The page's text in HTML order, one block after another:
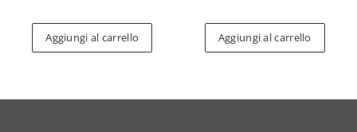
Aggiungi al carrello Aggiungi al carrello